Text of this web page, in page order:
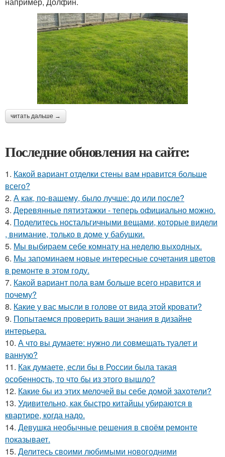
читать дальше →
Последние обновления на сайте:
1. Какой вариант отделки стены вам нравится больше
всего?
2. А как, по-вашему, было лучше: до или после?
3. Деревянные пятиэтажки - теперь официально можно.
4. Поделитесь ностальгичными вещами, которые видели
, внимание, только в доме у бабушки.
5. Мы выбираем себе комнату на неделю выходных.
6. Мы запоминаем новые интересные сочетания цветов
в ремонте в этом году.
7. Какой вариант пола вам больше всего нравится и
почему?
8. Какие у вас мысли в голове от вида этой кровати?
9. Попытаемся проверить ваши знания в дизайне
интерьера.
10. А что вы думаете: нужно ли совмещать туалет и
ванную?
11. Как думаете, если бы в России была такая
особенность, то что бы из этого вышло?
12. Какие бы из этих мелочей вы себе домой захотели?
13. Удивительно, как быстро китайцы убираются в
квартире, когда надо.
14. Девушка необычные решения в своём ремонте
показывает.
15. Делитесь своими любимыми новогодними